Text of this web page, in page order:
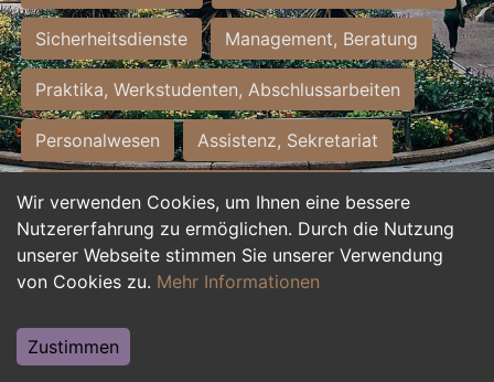
Wir verwenden Cookies, um Ihnen eine bessere
Nutzererfahrung zu ermöglichen. Durch die Nutzung
unserer Webseite stimmen Sie unserer Verwendung
von Cookies zu. Mehr Informationen
Zustimmen
Sicherheitsdienste Management, Beratung
Praktika, Werkstudenten, Abschlussarbeiten
Personalwesen Assistenz, Sekretariat
Hilfskräfte, Aushilfs- und Nebenjobs
Einkauf, Logistik, Materialwirtschaft
Weiterbildung, Studium, duale Ausbildung
Tourismus